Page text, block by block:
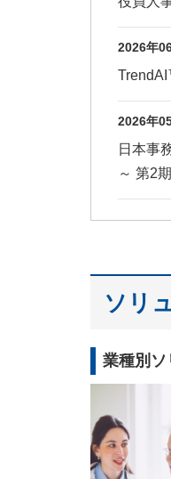
2026年
2026年
日本事
～ 第2
ソリ
業種別ソ